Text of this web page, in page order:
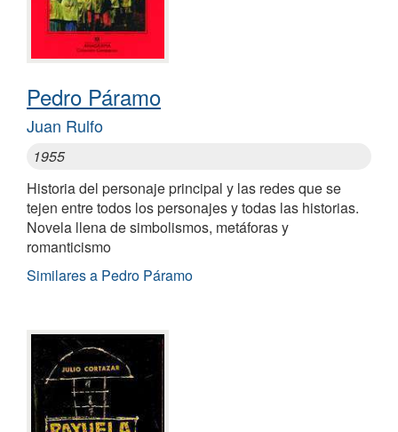
Pedro Páramo
Juan Rulfo
1955
Historia del personaje principal y las redes que se
tejen entre todos los personajes y todas las historias.
Novela llena de simbolismos, metáforas y
romanticismo
Similares a Pedro Páramo